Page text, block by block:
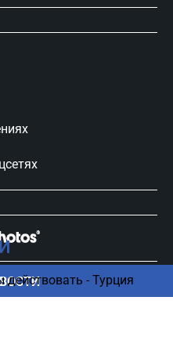
действовать - Турция
защищены